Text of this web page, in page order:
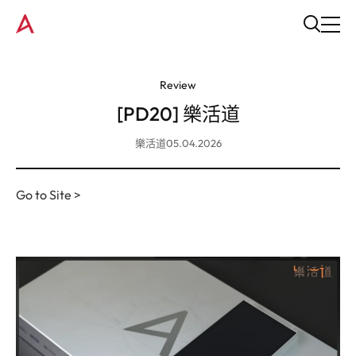
Review
[PD20] 樂活道
樂活道05.04.2026
Go to Site >